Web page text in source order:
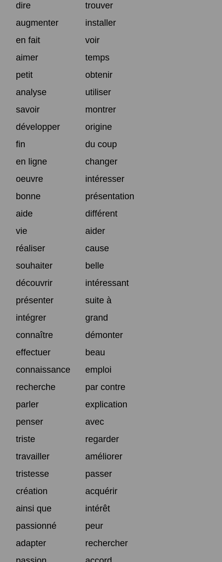
dire
trouver
augmenter
installer
en fait
voir
aimer
temps
petit
obtenir
analyse
utiliser
savoir
montrer
développer
origine
fin
du coup
en ligne
changer
oeuvre
intéresser
bonne
présentation
aide
différent
vie
aider
réaliser
cause
souhaiter
belle
découvrir
intéressant
présenter
suite à
intégrer
grand
connaître
démonter
effectuer
beau
connaissance
emploi
recherche
par contre
parler
explication
penser
avec
triste
regarder
travailler
améliorer
tristesse
passer
création
acquérir
ainsi que
intérêt
passionné
peur
adapter
rechercher